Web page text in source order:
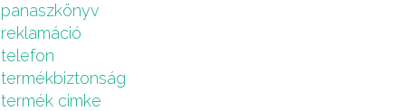
panaszkönyv
reklamáció
telefon
termékbiztonság
termék cimke